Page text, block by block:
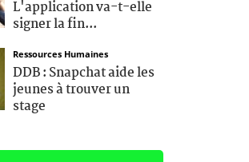
L'application va-t-elle
signer la fin...
Ressources Humaines
DDB : Snapchat aide les
jeunes à trouver un
stage